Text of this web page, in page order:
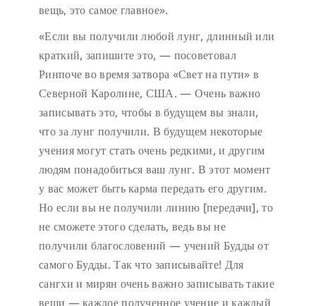
вещь, это самое главное».
«Если вы получили любой лунг, длинный или
краткий, запишите это, — посоветовал
Ринпоче во время затвора «Свет на пути» в
Северной Каролине, США. — Очень важно
записывать это, чтобы в будущем вы знали,
что за лунг получили. В будущем некоторые
учения могут стать очень редкими, и другим
людям понадобиться ваш лунг. В этот момент
у вас может быть карма передать его другим.
Но если вы не получили линию [передачи], то
не сможете этого сделать, ведь вы не
получили благословений — учений Будды от
самого Будды. Так что записывайте! Для
сангхи и мирян очень важно записывать такие
вещи — каждое полученное учение и каждый